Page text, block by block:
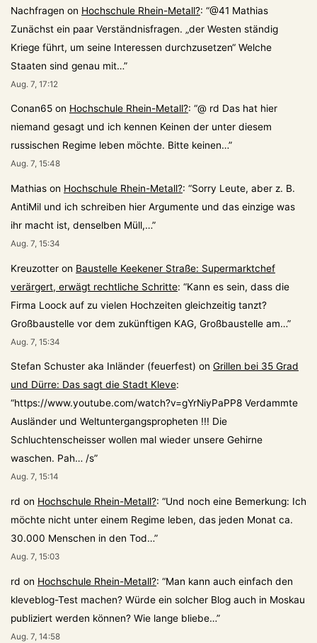
Nachfragen on Hochschule Rhein-Metall?: “@41 Mathias
Zunächst ein paar Verständnisfragen. „der Westen ständig
Kriege führt, um seine Interessen durchzusetzen“ Welche
Staaten sind genau mit…”
Aug. 7, 17:12
Conan65 on Hochschule Rhein-Metall?: “@ rd Das hat hier
niemand gesagt und ich kennen Keinen der unter diesem
russischen Regime leben möchte. Bitte keinen…”
Aug. 7, 15:48
Mathias on Hochschule Rhein-Metall?: “Sorry Leute, aber z. B.
AntiMil und ich schreiben hier Argumente und das einzige was
ihr macht ist, denselben Müll,…”
Aug. 7, 15:34
Kreuzotter on Baustelle Keekener Straße: Supermarktchef
verärgert, erwägt rechtliche Schritte: “Kann es sein, dass die
Firma Loock auf zu vielen Hochzeiten gleichzeitig tanzt?
Großbaustelle vor dem zukünftigen KAG, Großbaustelle am…”
Aug. 7, 15:34
Stefan Schuster aka Inländer (feuerfest) on Grillen bei 35 Grad
und Dürre: Das sagt die Stadt Kleve:
“https://www.youtube.com/watch?v=gYrNiyPaPP8 Verdammte
Ausländer und Weltuntergangspropheten !!! Die
Schluchtenscheisser wollen mal wieder unsere Gehirne
waschen. Pah… /s”
Aug. 7, 15:14
rd on Hochschule Rhein-Metall?: “Und noch eine Bemerkung: Ich
möchte nicht unter einem Regime leben, das jeden Monat ca.
30.000 Menschen in den Tod…”
Aug. 7, 15:03
rd on Hochschule Rhein-Metall?: “Man kann auch einfach den
kleveblog-Test machen? Würde ein solcher Blog auch in Moskau
publiziert werden können? Wie lange bliebe…”
Aug. 7, 14:58